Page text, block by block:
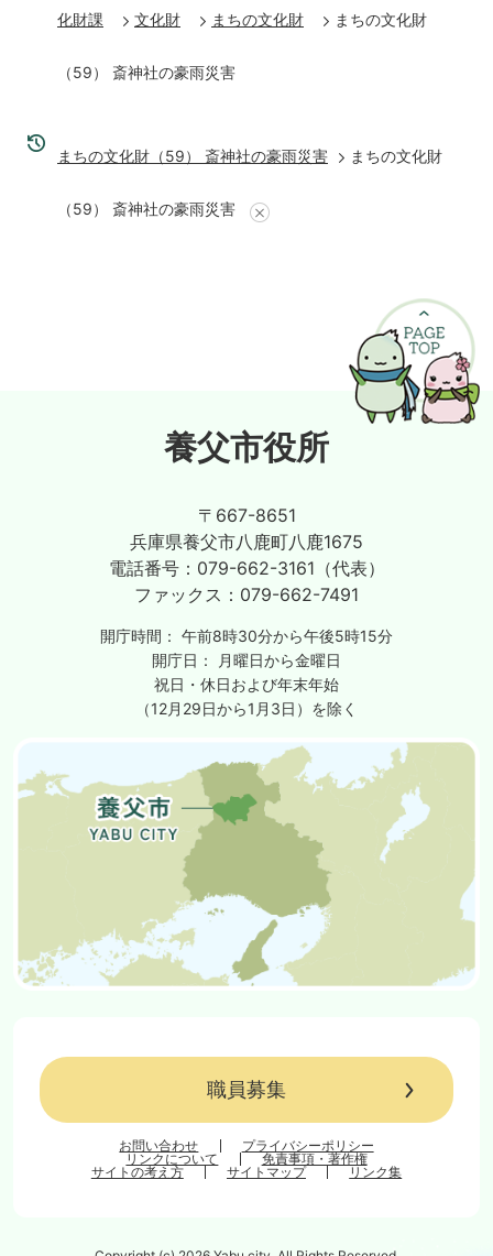
化財課 文化財 まちの文化財 まちの文化財
（59） 斎神社の豪雨災害
まちの文化財（59） 斎神社の豪雨災害 まちの文化財
（59） 斎神社の豪雨災害
養父市役所
〒667-8651
兵庫県養父市八鹿町八鹿1675
電話番号： 079-662-3161（代表）
ファックス： 079-662-7491
開庁時間： 午前8時30分から午後5時15分
開庁日：
月曜日から金曜日
祝日・休日および年末年始
（12月29日から1月3日）を除く
職員募集
お問い合わせ
プライバシーポリシー
リンクについて
免責事項・著作権
サイトの考え方
サイトマップ リンク集